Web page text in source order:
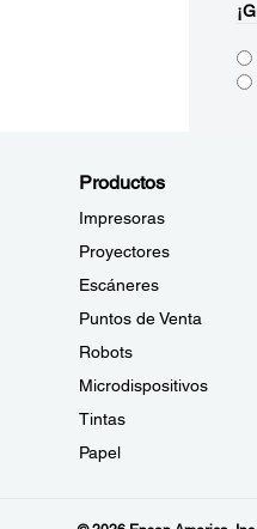
Productos
Impresoras
Proyectores
Escáneres
Puntos de Venta
Robots
Microdispositivos
Tintas
Papel